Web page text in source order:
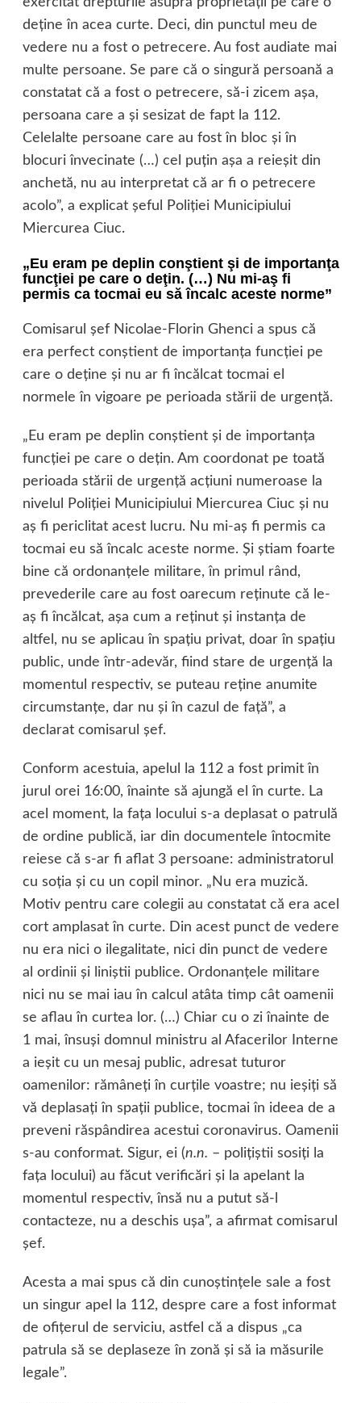
deţine în acea curte. Deci, din punctul meu de
vedere nu a fost o petrecere. Au fost audiate mai
multe persoane. Se pare că o singură persoană a
constatat că a fost o petrecere, să-i zicem aşa,
persoana care a şi sesizat de fapt la 112.
Celelalte persoane care au fost în bloc şi în
blocuri învecinate (…) cel puţin aşa a reieşit din
anchetă, nu au interpretat că ar fi o petrecere
acolo”, a explicat şeful Poliţiei Municipiului
Miercurea Ciuc.
„Eu eram pe deplin conştient şi de importanţa
funcţiei pe care o deţin. (…) Nu mi-aş fi
permis ca tocmai eu să încalc aceste norme”
Comisarul şef Nicolae-Florin Ghenci a spus că
era perfect conştient de importanţa funcţiei pe
care o deţine şi nu ar fi încălcat tocmai el
normele în vigoare pe perioada stării de urgenţă.
„Eu eram pe deplin conştient şi de importanţa
funcţiei pe care o deţin. Am coordonat pe toată
perioada stării de urgenţă acţiuni numeroase la
nivelul Poliţiei Municipiului Miercurea Ciuc şi nu
aş fi periclitat acest lucru. Nu mi-aş fi permis ca
tocmai eu să încalc aceste norme. Şi ştiam foarte
bine că ordonanţele militare, în primul rând,
prevederile care au fost oarecum reţinute că le-
aş fi încălcat, aşa cum a reţinut şi instanţa de
altfel, nu se aplicau în spaţiu privat, doar în spaţiu
public, unde într-adevăr, fiind stare de urgenţă la
momentul respectiv, se puteau reţine anumite
circumstanţe, dar nu şi în cazul de faţă”, a
declarat comisarul şef.
Conform acestuia, apelul la 112 a fost primit în
jurul orei 16:00, înainte să ajungă el în curte. La
acel moment, la faţa locului s-a deplasat o patrulă
de ordine publică, iar din documentele întocmite
reiese că s-ar fi aflat 3 persoane: administratorul
cu soţia şi cu un copil minor. „Nu era muzică.
Motiv pentru care colegii au constatat că era acel
cort amplasat în curte. Din acest punct de vedere
nu era nici o ilegalitate, nici din punct de vedere
al ordinii şi liniştii publice. Ordonanţele militare
nici nu se mai iau în calcul atâta timp cât oamenii
se aflau în curtea lor. (…) Chiar cu o zi înainte de
1 mai, însuşi domnul ministru al Afacerilor Interne
a ieşit cu un mesaj public, adresat tuturor
oamenilor: rămâneţi în curţile voastre; nu ieşiţi să
vă deplasaţi în spaţii publice, tocmai în ideea de a
preveni răspândirea acestui coronavirus. Oamenii
s-au conformat. Sigur, ei (n.n. – poliţiştii sosiţi la
faţa locului) au făcut verificări şi la apelant la
momentul respectiv, însă nu a putut să-l
contacteze, nu a deschis uşa”, a afirmat comisarul
şef.
Acesta a mai spus că din cunoştinţele sale a fost
un singur apel la 112, despre care a fost informat
de ofiţerul de serviciu, astfel că a dispus „ca
patrula să se deplaseze în zonă şi să ia măsurile
legale”.